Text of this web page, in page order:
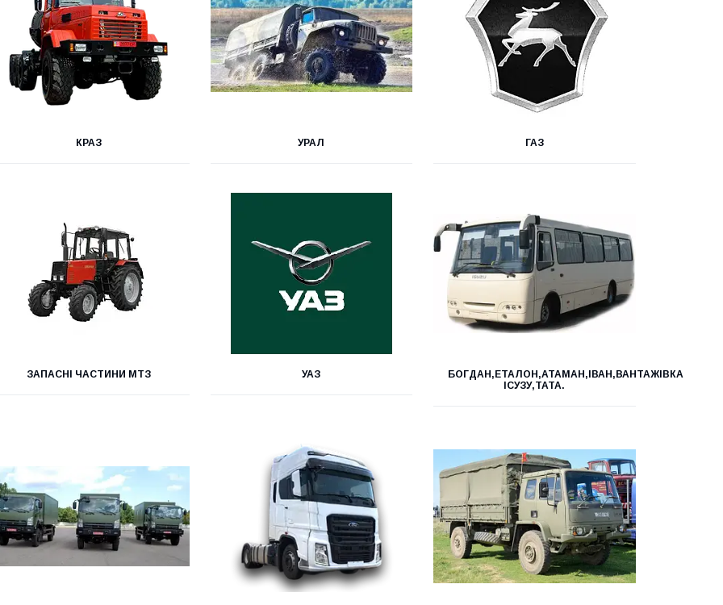
КРАЗ УРАЛ ГАЗ
ЗАПАСНІ ЧАСТИНИ МТЗ УАЗ
БОГДАН,ЕТАЛОН,АТАМАН,ІВАН,ВАНТАЖІВКА
ІСУЗУ,ТАТА.